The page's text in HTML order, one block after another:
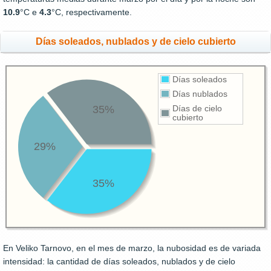
10.9°C e 4.3°C, respectivamente.
Días soleados, nublados y de cielo cubierto
Días soleados
Días nublados
Días de cielo
cubierto
35%
29%
35%
En Veliko Tarnovo, en el mes de marzo, la nubosidad es de variada
intensidad: la cantidad de días soleados, nublados y de cielo